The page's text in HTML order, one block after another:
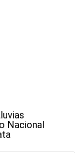
Nacional